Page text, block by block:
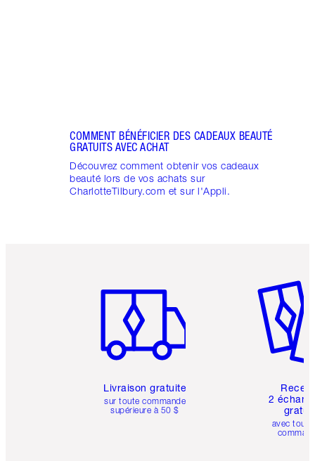
COMMENT BÉNÉFICIER DES CADEAUX BEAUTÉ
GRATUITS AVEC ACHAT
Découvrez comment obtenir vos cadeaux
beauté lors de vos achats sur
CharlotteTilbury.com et sur l'Appli.
Livraison gratuite
sur toute commande
supérieure à 50 $
2
avec